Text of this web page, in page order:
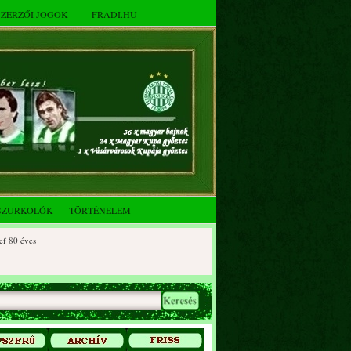
JOGOK FRADI.HU
TÖRTÉNELEM
éves